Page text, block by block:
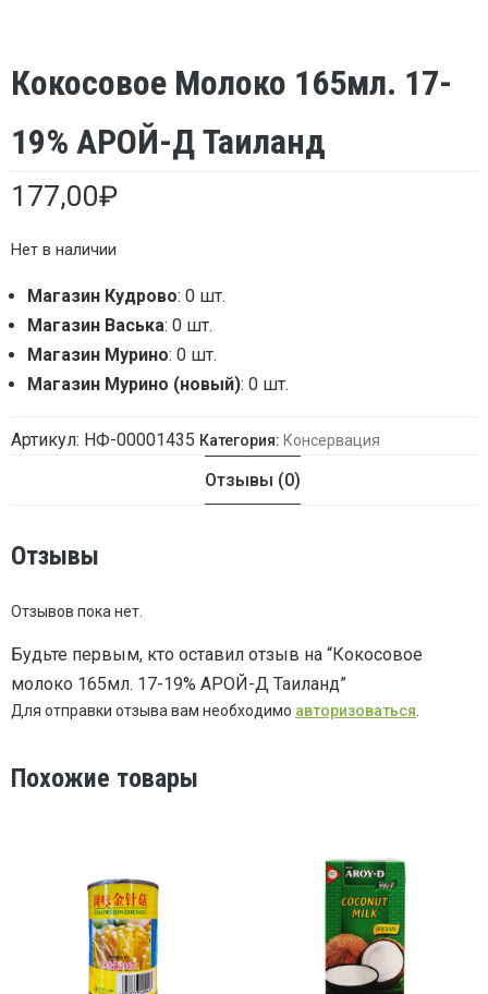
Кокосовое Молоко 165мл. 17-
19% АРОЙ-Д Таиланд
177,00₽
Нет в наличии
Магазин Кудрово: 0 шт.
Магазин Васька: 0 шт.
Магазин Мурино: 0 шт.
Магазин Мурино (новый): 0 шт.
Артикул: НФ-00001435 Категория: Консервация
Отзывы (0)
Отзывы
Отзывов пока нет.
Будьте первым, кто оставил отзыв на “Кокосовое
молоко 165мл. 17-19% АРОЙ-Д Таиланд”
Для отправки отзыва вам необходимо авторизоваться
Похожие товары